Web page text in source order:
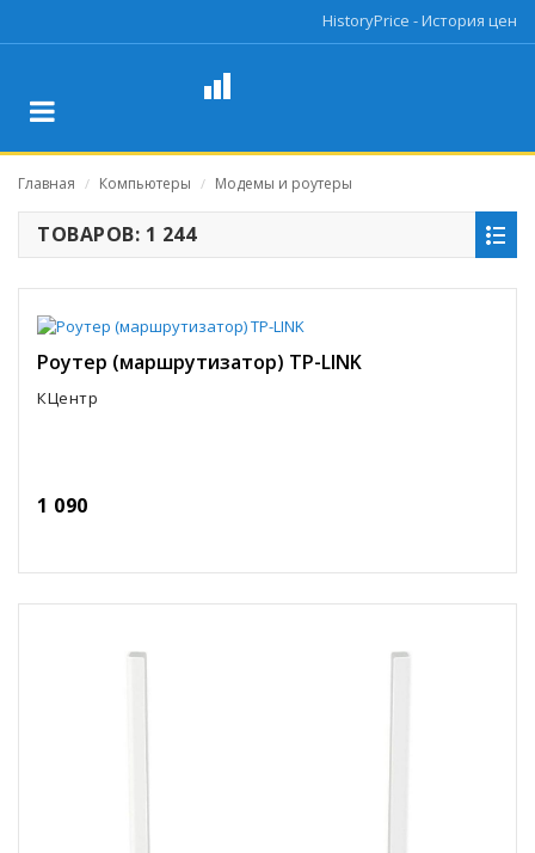
HistoryPrice - История цен
Главная / Компьютеры / Модемы и роутеры
ТОВАРОВ: 1 244
Роутер (маршрутизатор) TP-LINK
КЦентр
1 090